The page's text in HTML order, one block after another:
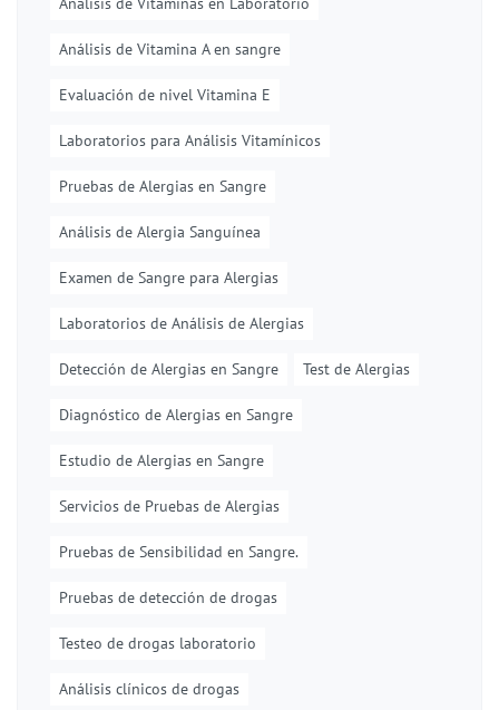
Análisis de Vitamina A en sangre
Evaluación de nivel Vitamina E
Laboratorios para Análisis Vitamínicos
Pruebas de Alergias en Sangre
Análisis de Alergia Sanguínea
Examen de Sangre para Alergias
Laboratorios de Análisis de Alergias
Detección de Alergias en Sangre Test de Alergias
Diagnóstico de Alergias en Sangre
Estudio de Alergias en Sangre
Servicios de Pruebas de Alergias
Pruebas de Sensibilidad en Sangre.
Pruebas de detección de drogas
Testeo de drogas laboratorio
Análisis clínicos de drogas